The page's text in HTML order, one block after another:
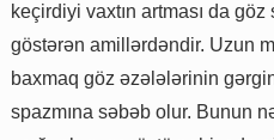
keçirdiyi vaxtın artması da göz
göstərən amillərdəndir. Uzun
baxmaq göz əzələlərinin
spazmına səbəb olur. Bunun